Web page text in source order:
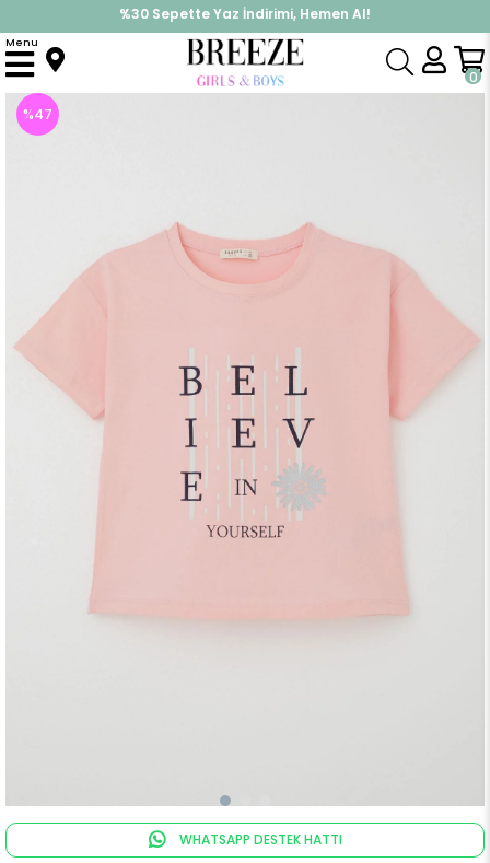
%30 Sepette Yaz İndirimi, Hemen Al!
İndirimlere ek %10 İndirimi Kap, Hemen Üye Ol!
0
Menu
Anasayfa Üst Giyim Tişört
%47
WHATSAPP DESTEK HATTI